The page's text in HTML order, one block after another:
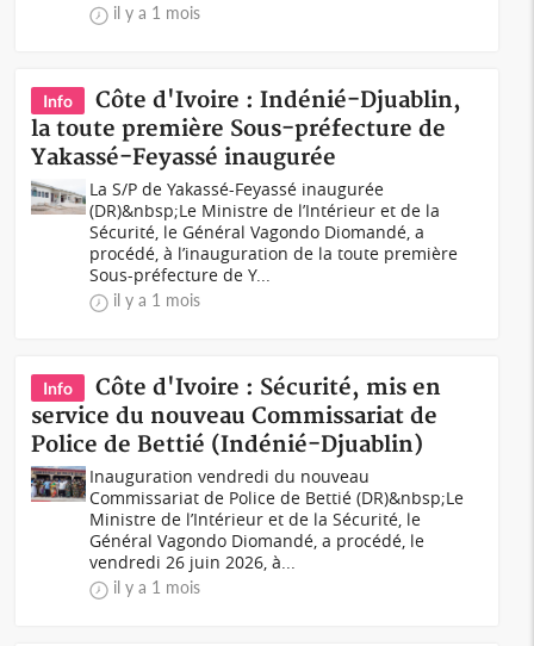
il y a 1 mois
Info
Côte d'Ivoire : Indénié-Djuablin,
la toute première Sous-préfecture de
Yakassé-Feyassé inaugurée
La S/P de Yakassé-Feyassé inaugurée
(DR)&nbsp;Le Ministre de l’Intérieur et de la
Sécurité, le Général Vagondo Diomandé, a
procédé, à l’inauguration de la toute première
Sous-préfecture de Y...
il y a 1 mois
Info
Côte d'Ivoire : Sécurité, mis en
service du nouveau Commissariat de
Police de Bettié (Indénié-Djuablin)
Inauguration vendredi du nouveau
Commissariat de Police de Bettié (DR)&nbsp;Le
Ministre de l’Intérieur et de la Sécurité, le
Général Vagondo Diomandé, a procédé, le
vendredi 26 juin 2026, à...
il y a 1 mois